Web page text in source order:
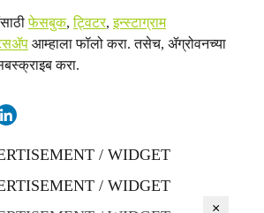
फेसबुक,ट्विटर,इन्स्टाग्राम
आम्हाला फॉलो करा. तसेच, ॲग्रोवनच्या
करा.
/ WIDGET
/ WIDGET
×